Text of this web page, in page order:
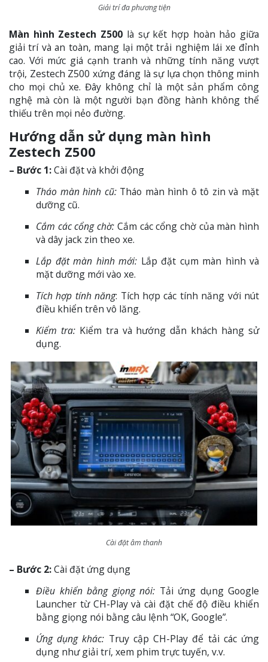
Giải trí đa phương tiện
Màn hình Zestech Z500 là sự kết hợp hoàn hảo giữa
giải trí và an toàn, mang lại một trải nghiệm lái xe đỉnh
cao. Với mức giá cạnh tranh và những tính năng vượt
trội, Zestech Z500 xứng đáng là sự lựa chọn thông minh
cho mọi chủ xe. Đây không chỉ là một sản phẩm công
nghệ mà còn là một người bạn đồng hành không thể
thiếu trên mọi nẻo đường.
Hướng dẫn sử dụng màn hình
Zestech Z500
– Bước 1:Cài đặt và khởi động
Tháo màn hình cũ:Tháo màn hình ô tô zin và mặt
dưỡng cũ.
Cắm các cổng chờ: Cắm các cổng chờ của màn hình
và dây jack zin theo xe.
Lắp đặt màn hình mới: Lắp đặt cụm màn hình và
mặt dưỡng mới vào xe.
Tích hợp tính năng: Tích hợp các tính năng với nút
điều khiển trên vô lăng.
Kiểm tra:Kiểm tra và hướng dẫn khách hàng sử
dụng.
Cài đặt âm thanh
– Bước 2:Cài đặt ứng dụng
Điều khiển bằng giọng nói: Tải ứng dụng Google
Launcher từ CH-Play và cài đặt chế độ điều khiển
bằng giọng nói bằng câu lệnh “OK, Google”.
Ứng dụng khác: Truy cập CH-Play để tải các ứng
dụng như giải trí, xem phim trực tuyến, v.v.